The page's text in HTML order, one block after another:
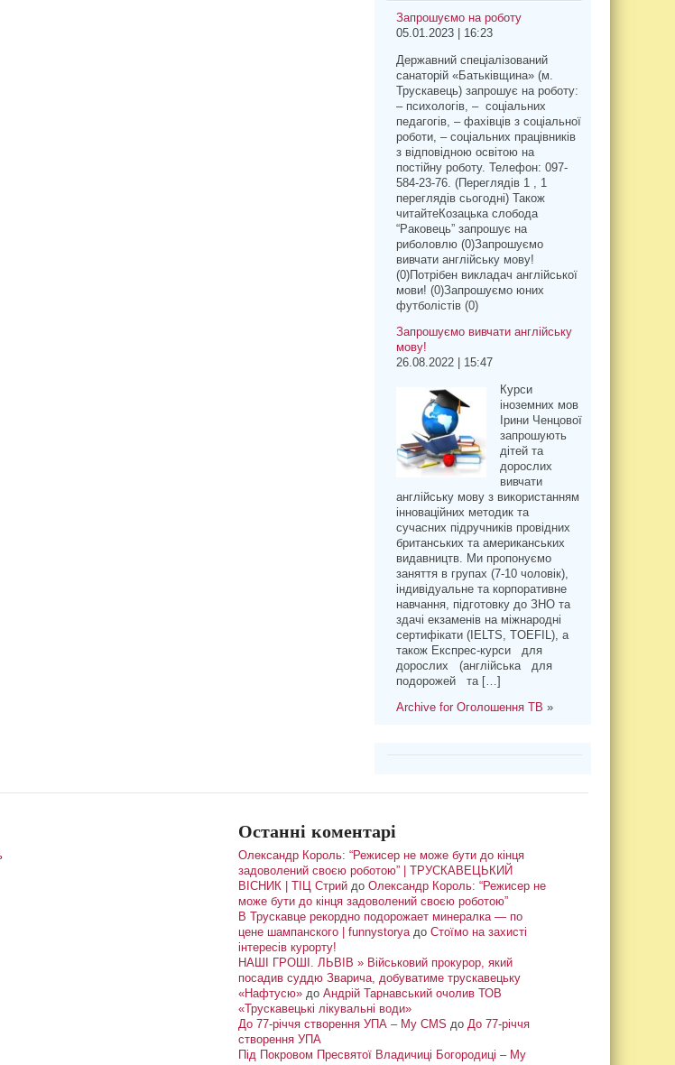
Запрошуємо на роботу
05.01.2023 | 16:23
Державний спеціалізований
санаторій «Батьківщина» (м.
Трускавець) запрошує на роботу:
– психологів, – соціальних
педагогів, – фахівців з соціальної
роботи, – соціальних працівників
з відповідною освітою на
постійну роботу. Телефон: 097-
584-23-76. (Переглядів 1 , 1
переглядів сьогодні) Також
читайтеКозацька слобода
“Раковець” запрошує на
риболовлю (0)Запрошуємо
вивчати англійську мову!
(0)Потрібен викладач англійської
мови! (0)Запрошуємо юних
футболістів (0)
Запрошуємо вивчати англійську
мову!
26.08.2022 | 15:47
Курси
іноземних мов
Ірини Ченцової
запрошують
дітей та
дорослих
вивчати
англійську мову з використанням
інноваційних методик та
сучасних підручників провідних
британських та американських
видавництв. Ми пропонуємо
заняття в групах (7-10 чоловік),
індивідуальне та корпоративне
навчання, підготовку до ЗНО та
здачі екзаменів на міжнародні
сертифікати (IELTS, TOEFIL), а
також Експрес-курси для
дорослих (англійська для
подорожей та […]
Archive for Оголошення ТВ »
Останні коментарі
Олександр Король: “Режисер не може бути до кінця
задоволений своєю роботою” | ТРУСКАВЕЦЬКИЙ
ВІСНИК | ТІЦ Стрийдо Олександр Король: “Режисер не
може бути до кінця задоволений своєю роботою”
В Трускавце рекордно подорожает минералка — по
цене шампанского | funnystoryaдо Стоїмо на захисті
інтересів курорту!
НАШІ ГРОШІ. ЛЬВІВ » Військовий прокурор, який
посадив суддю Зварича, добуватиме трускавецьку
«Нафтусю»до Андрій Тарнавський очолив ТОВ
«Трускавецькі лікувальні води»
До 77-річчя створення УПА – My CMS до До 77-річчя
створення УПА
Під Покровом Пресвятої Владичиці Богородиці – My